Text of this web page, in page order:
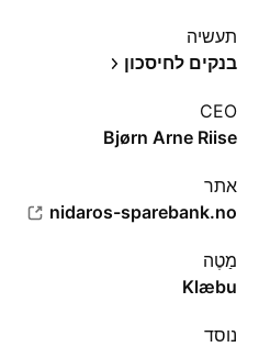
תעשיה
בנקים לחיסכון
CEO
Bjørn Arne Riise
אתר‏
nidaros-sparebank.no
מַטֶה
Klæbu
נוסד